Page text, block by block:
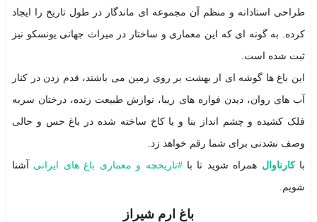
طراحی استادانه و منظم آن مجموعه ای ماندگار در طول تاریخ را ایجاد
کرده. به گونه ای که این معماری و ساختار در میراث جهانی یونسکو نیز
ثبت شده است.
این باغ ها گوشه ای از بهشت بر روی زمین می باشند، قدم زدن در کنار
آب های روان، دیدن فواره های زیبا، نوازش طبیعت زنده، درختان سربه
فلک کشیده و چشم انداز بنا و یا کاخ ساخته شده در باغ حس و حالی
وصف نشدنی برای شما رقم خواهد زد.
باکارناوال همراه شوید تا با#تاریخچه و معماری باغ های ایرانی آشنا
شویم.
باغ ارم شیراز